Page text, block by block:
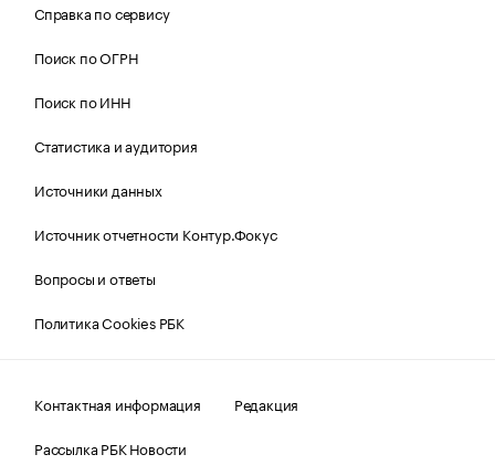
Справка по сервису
Поиск по ОГРН
Поиск по ИНН
Статистика и аудитория
Источники данных
Источник отчетности Контур.Фокус
Вопросы и ответы
Политика Cookies РБК
Контактная информация
Редакция
Рассылка РБК Новости